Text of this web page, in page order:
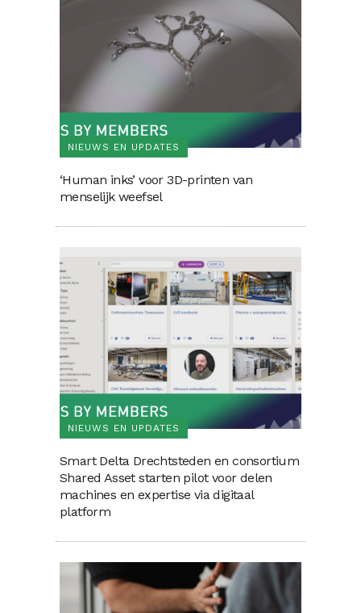
NIEUWS EN UPDATES
‘Human inks’ voor 3D-printen van
menselijk weefsel
NIEUWS EN UPDATES
Smart Delta Drechtsteden en consortium
Shared Asset starten pilot voor delen
machines en expertise via digitaal
platform